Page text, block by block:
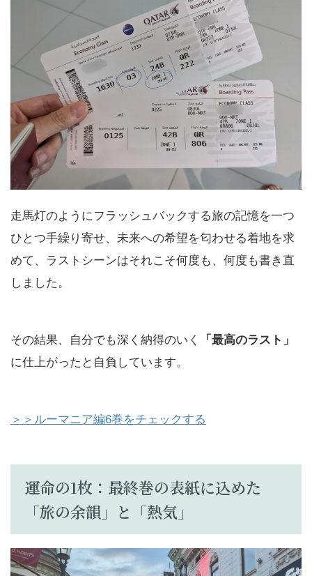
走馬灯のようにフラッシュバックする旅の記憶を一つ
ひとつ手繰り寄せ、未来への希望を匂わせる着地を求
めて、ラストシーンはそれこそ何度も、何度も書き直
しました。
その結果、自分でも深く納得のいく 「最高のラスト」
に仕上がったと自負しています。
＞＞ルーマニア編6巻をチェックする
運命の1枚：最終巻の表紙に込めた
「旅の余韻」と「熱気」